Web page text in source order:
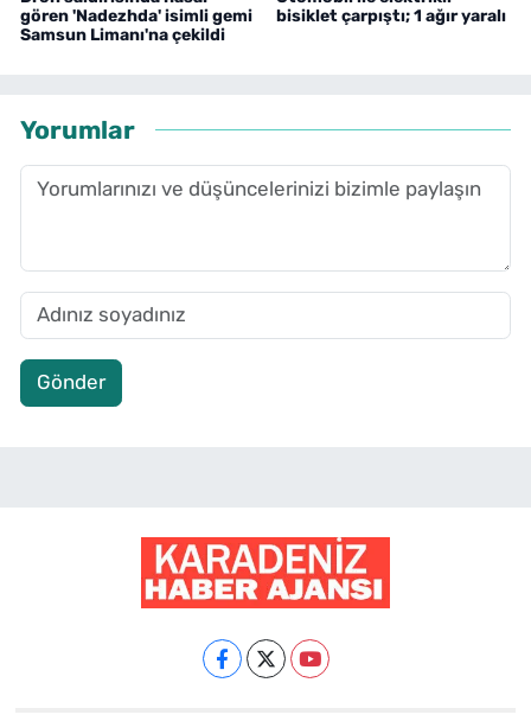
gören 'Nadezhda' isimli gemi
Samsun Limanı'na çekildi
bisiklet çarpıştı; 1 ağır yaralı
Yorumlar
Gönder